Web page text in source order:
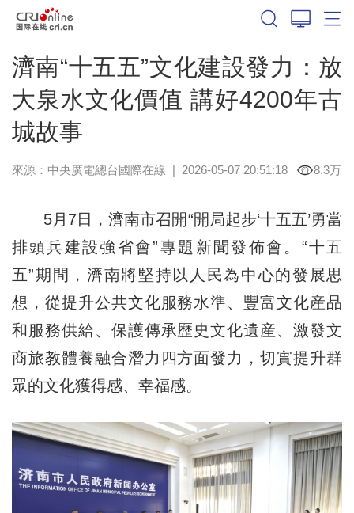
濟南“十五五”文化建設發力：放
大泉水文化價值 講好4200年古
城故事
來源：中央廣電總台國際在線 | 2026-05-07 20:51:18 8.3万
5月7日，濟南市召開“開局起步‘十五五’勇當
排頭兵建設強省會”專題新聞發佈會。“十五
五”期間，濟南將堅持以人民為中心的發展思
想，從提升公共文化服務水準、豐富文化産品
和服務供給、保護傳承歷史文化遺産、激發文
商旅教體養融合潛力四方面發力，切實提升群
眾的文化獲得感、幸福感。